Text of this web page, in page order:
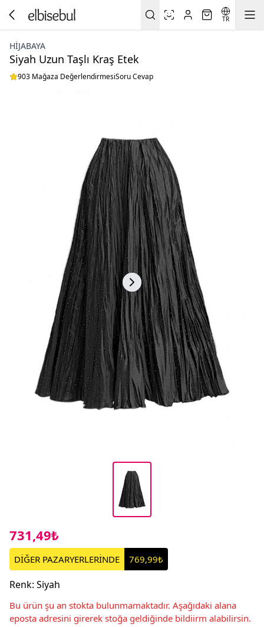
TR
HİJABAYA
Siyah Uzun Taşlı Kraş Etek
903 Mağaza DeğerlendirmesiSoru Cevap
731,49₺
DİĞER PAZARYERLERİNDE 769,99₺
Renk: Siyah
Bu ürün şu an stokta bulunmamaktadır. Aşağıdaki alana
eposta adresini girerek stoğa geldiğinde bildiirm alabilirsin.